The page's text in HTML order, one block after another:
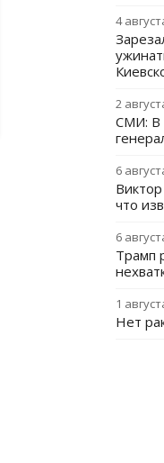
4
2
СМИ: В
6
что
6
Трамп
1
Нет